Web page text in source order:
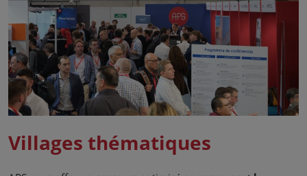
Villages thématiques